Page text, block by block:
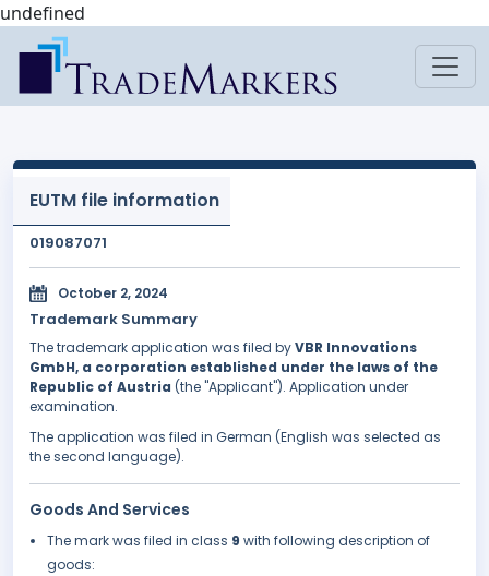
undefined
EUTM file information
019087071
October 2, 2024
Trademark Summary
The trademark application was filed byVBR Innovations
GmbH, a corporation established under the laws of the
Republic of Austria (the "Applicant"). Application under
examination.
The application was filed in German (English was selected as
the second language).
Goods And Services
The mark was filed in class 9 with following description of
goods: